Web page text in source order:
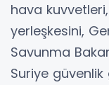
hava
yerleşkesini,
Savunma
Suriye